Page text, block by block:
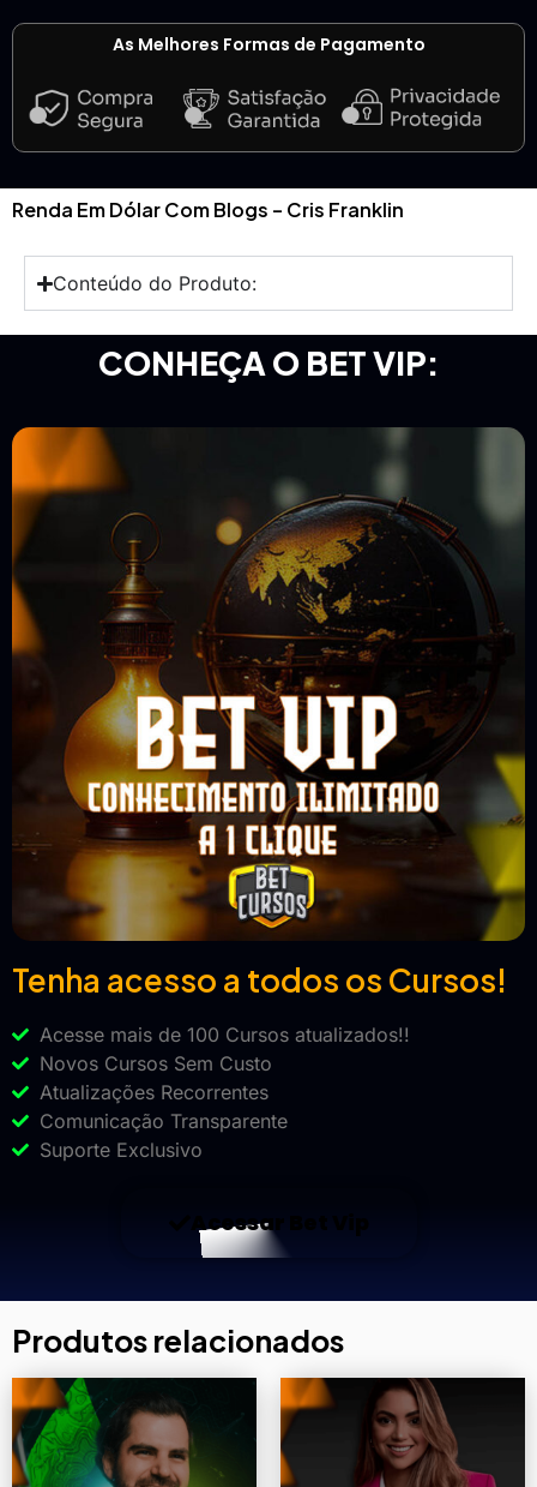
As Melhores Formas de Pagamento
Renda Em Dólar Com Blogs – Cris Franklin
Conteúdo do Produto:
CONHEÇA O BET VIP:
Tenha acesso a todos os Cursos!
Acesse mais de 100 Cursos atualizados!!
Novos Cursos Sem Custo
Atualizações Recorrentes
Comunicação Transparente
Suporte Exclusivo
Acessar Bet Vip
Produtos relacionados